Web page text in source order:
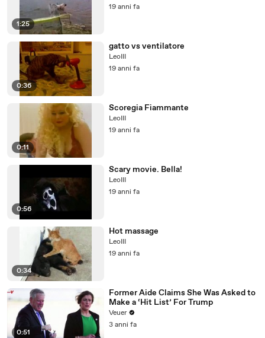
1:25
19 anni fa
0:36
gatto vs ventilatore
LeoIII
19 anni fa
0:11
Scoregia Fiammante
LeoIII
19 anni fa
0:56
Scary movie. Bella!
LeoIII
19 anni fa
0:34
Hot massage
LeoIII
19 anni fa
0:51
Former Aide Claims She Was Asked to
Make a ‘Hit List’ For Trump
Veuer
3 anni fa